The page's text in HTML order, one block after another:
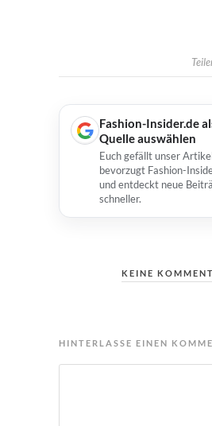
Fashion-Insider.de
Quelle auswählen
Euch gefällt unser
bevorzugt Fashion-
und entdeckt neue
schneller.
KEINE
HINTERLASSE EINEN